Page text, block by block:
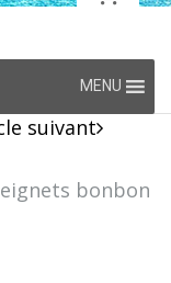
MENU
suivant
bonbon